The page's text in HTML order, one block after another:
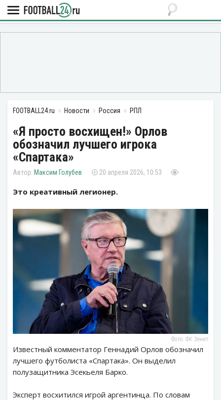
FOOTBALL24.ru Новости Россия РПЛ
«Я просто восхищен!» Орлов
обозначил лучшего игрока
«Спартака»
Максим Голубев 20 апреля 2026, 10:53
Это креативный легионер.
Фото: ФК Зенит
Известный комментатор Геннадий Орлов обозначил
лучшего футболиста «Спартака». Он выделил
полузащитника Эсекьеля Барко.
Эксперт восхитился игрой аргентинца. По словам